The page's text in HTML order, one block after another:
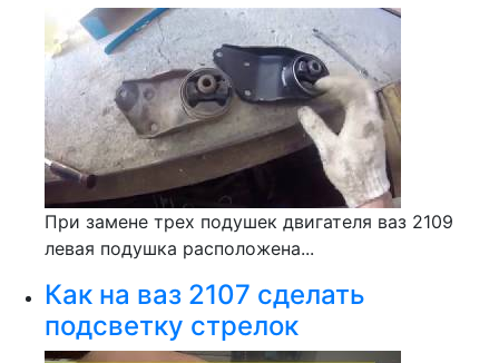
При замене трех подушек двигателя ваз 2109
левая подушка расположена...
Как на ваз 2107 сделать
подсветку стрелок